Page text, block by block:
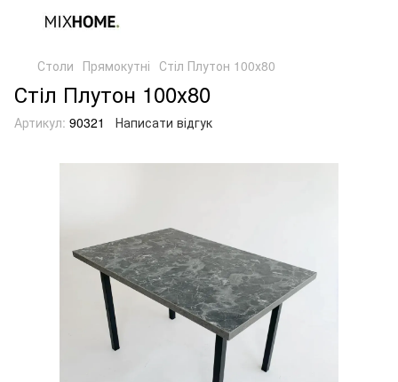
Столи Прямокутні Стіл Плутон 100х80
Стіл Плутон 100х80
Артикул: 90321 Написати відгук